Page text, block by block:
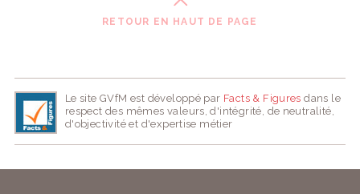
RETOUR EN HAUT DE PAGE
Le site GVfM est développé par Facts & Figures dans le
respect des mêmes valeurs, d'intégrité, de neutralité,
d'objectivité et d'expertise métier